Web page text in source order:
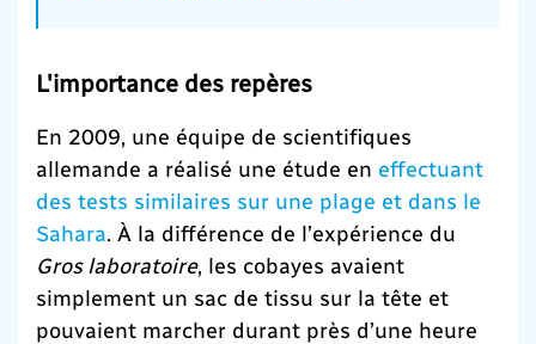
L'importance des repères
En 2009, une équipe de scientifiques
allemande a réalisé une étude en effectuant
des tests similaires sur une plage et dans le
Sahara. À la différence de l’expérience du
Gros laboratoire, les cobayes avaient
simplement un sac de tissu sur la tête et
pouvaient marcher durant près d’une heure